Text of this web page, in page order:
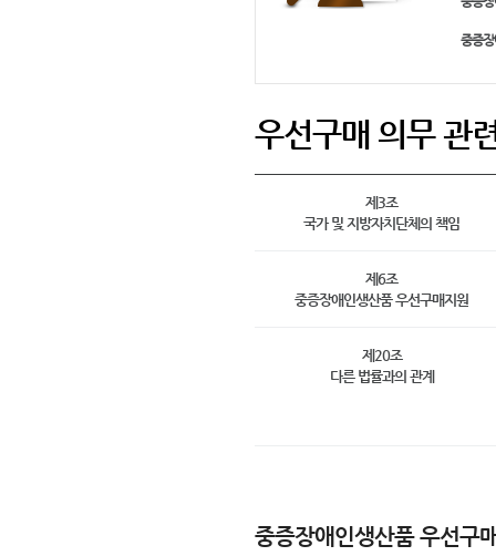
중증
우선구매 의무 관
제3조
국가 및 지방자치단체의 책임
제6조
중증장애인생산품 우선구매지원
제20조
다른 법률과의 관계
중증장애인생산품 우선구